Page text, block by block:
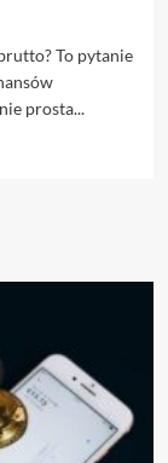
To pytanie
prosta...